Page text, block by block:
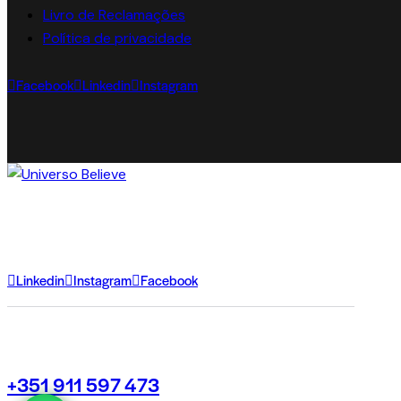
Livro de Reclamações
Política de privacidade
Facebook Linkedin Instagram
Linkedin Instagram Facebook
+351 911 597 473